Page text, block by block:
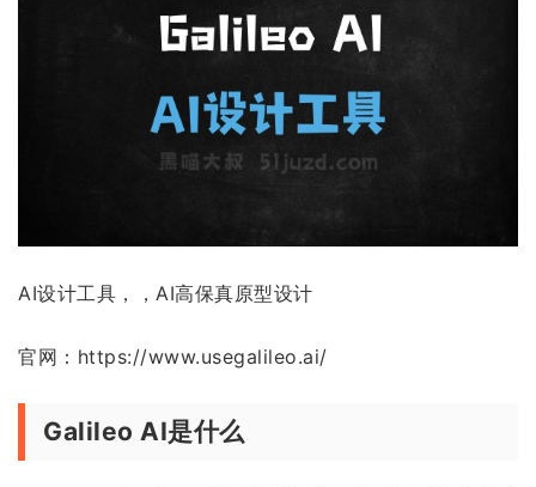
AI设计工具，，AI高保真原型设计
官网：https://www.usegalileo.ai/
Galileo AI是什么